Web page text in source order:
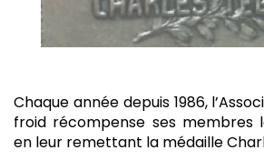
Chaque année depuis 1986,
froid récompense ses membres
en leur remettant la médaille